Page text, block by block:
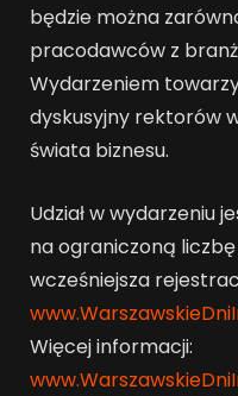
będzie można
pracodawców z
Wydarzeniem
dyskusyjny rektorów
świata biznesu.
Udział w wydarzeniu
na ograniczoną
wcześniejsza
Więcej informacji: